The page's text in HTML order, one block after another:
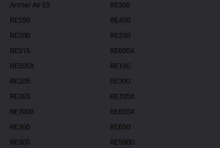
Archer Air E5
RE305
RE550
RE450
RE200
RE330
RE315
RE605X
RE505X
RE190
RE205
RE300
RE365
RE705X
RE700X
RE605X
RE360
RE650
RE305
RE580D